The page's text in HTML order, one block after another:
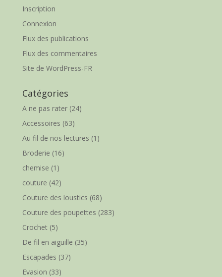
Inscription
Connexion
Flux des publications
Flux des commentaires
Site de WordPress-FR
Catégories
A ne pas rater(24)
Accessoires (63)
Au fil de nos lectures (1)
Broderie (16)
chemise (1)
couture (42)
Couture des loustics (68)
Couture des poupettes (283)
Crochet(5)
De fil en aiguille (35)
Escapades (37)
Evasion (33)